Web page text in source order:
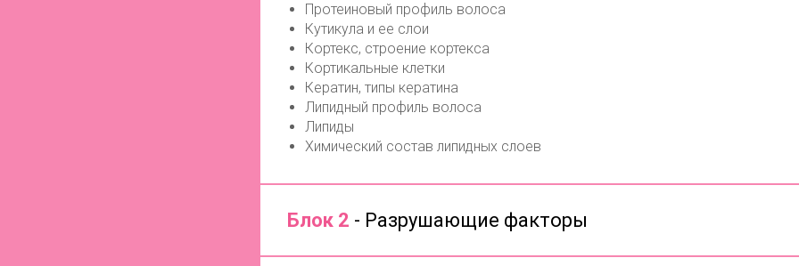
Протеиновый профиль волоса
Кутикула и ее слои
Кортекс, строение кортекса
Кортикальные клетки
Кератин, типы кератина
Липидный профиль волоса
Липиды
Химический состав липидных слоев
Блок 2 - Разрушающие факторы